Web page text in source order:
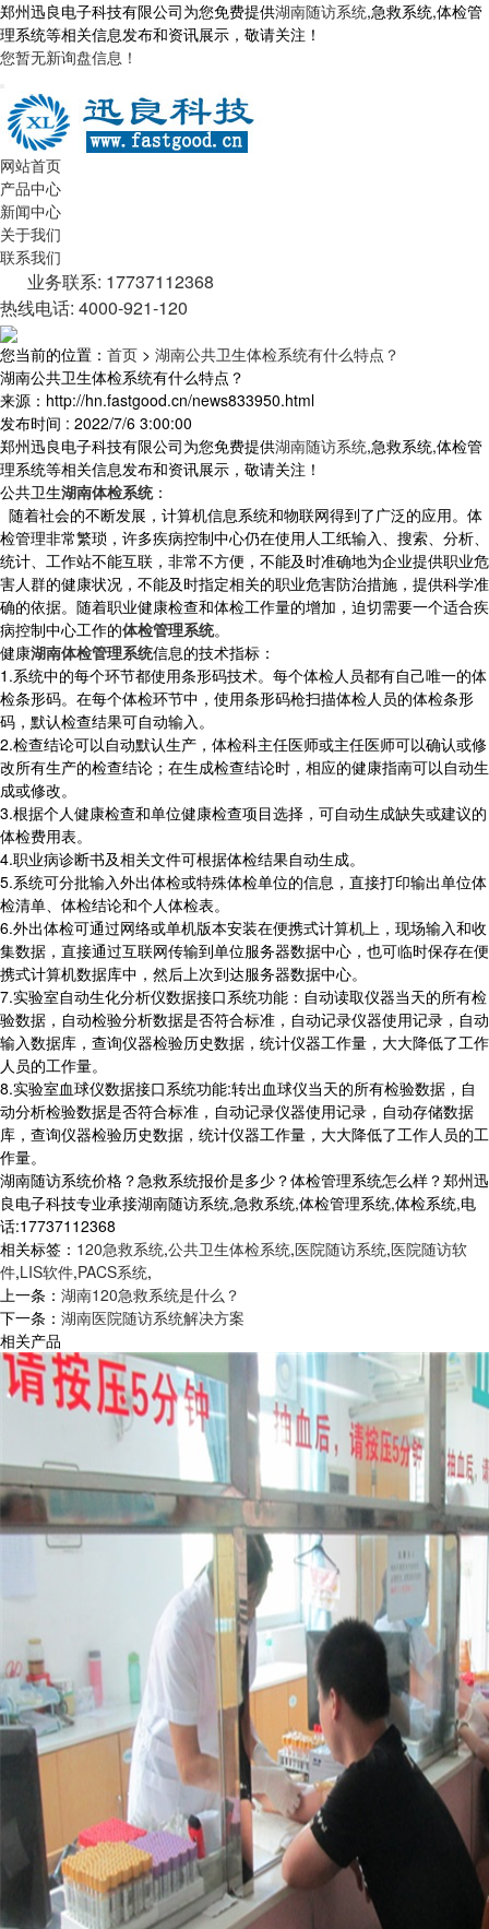
郑州迅良电子科技有限公司为您免费提供湖南随访系统,急救系统,体检管
理系统等相关信息发布和资讯展示，敬请关注！
您暂无新询盘信息！
网站首页
产品中心
新闻中心
关于我们
联系我们
业务联系: 17737112368
热线电话: 4000-921-120
您当前的位置： 首页 > 湖南公共卫生体检系统有什么特点？
湖南公共卫生体检系统有什么特点？
来源：http://hn.fastgood.cn/news833950.html
发布时间 : 2022/7/6 3:00:00
郑州迅良电子科技有限公司为您免费提供湖南随访系统,急救系统,体检管
理系统等相关信息发布和资讯展示，敬请关注！
公共卫生湖南体检系统：
随着社会的不断发展，计算机信息系统和物联网得到了广泛的应用。体
检管理非常繁琐，许多疾病控制中心仍在使用人工纸输入、搜索、分析、
统计、工作站不能互联，非常不方便，不能及时准确地为企业提供职业危
害人群的健康状况，不能及时指定相关的职业危害防治措施，提供科学准
确的依据。随着职业健康检查和体检工作量的增加，迫切需要一个适合疾
病控制中心工作的体检管理系统。
健康湖南体检管理系统信息的技术指标：
1.系统中的每个环节都使用条形码技术。每个体检人员都有自己唯一的体
检条形码。在每个体检环节中，使用条形码枪扫描体检人员的体检条形
码，默认检查结果可自动输入。
2.检查结论可以自动默认生产，体检科主任医师或主任医师可以确认或修
改所有生产的检查结论；在生成检查结论时，相应的健康指南可以自动生
成或修改。
3.根据个人健康检查和单位健康检查项目选择，可自动生成缺失或建议的
体检费用表。
4.职业病诊断书及相关文件可根据体检结果自动生成。
5.系统可分批输入外出体检或特殊体检单位的信息，直接打印输出单位体
检清单、体检结论和个人体检表。
6.外出体检可通过网络或单机版本安装在便携式计算机上，现场输入和收
集数据，直接通过互联网传输到单位服务器数据中心，也可临时保存在便
携式计算机数据库中，然后上次到达服务器数据中心。
7.实验室自动生化分析仪数据接口系统功能：自动读取仪器当天的所有检
验数据，自动检验分析数据是否符合标准，自动记录仪器使用记录，自动
输入数据库，查询仪器检验历史数据，统计仪器工作量，大大降低了工作
人员的工作量。
8.实验室血球仪数据接口系统功能:转出血球仪当天的所有检验数据，自
动分析检验数据是否符合标准，自动记录仪器使用记录，自动存储数据
库，查询仪器检验历史数据，统计仪器工作量，大大降低了工作人员的工
作量。
湖南随访系统价格？急救系统报价是多少？体检管理系统怎么样？郑州迅
良电子科技专业承接湖南随访系统,急救系统,体检管理系统,体检系统,电
话:17737112368
相关标签： 120急救系统,公共卫生体检系统,医院随访系统,医院随访软
件,LIS软件,PACS系统,
上一条： 湖南120急救系统是什么？
下一条： 湖南医院随访系统解决方案
相关产品